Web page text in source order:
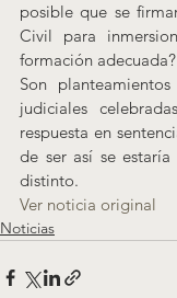
posible que se
Civil para
formación adecuada?
Son
judiciales
respuesta en
de ser así se
distinto.
Ver noticia original
Noticias